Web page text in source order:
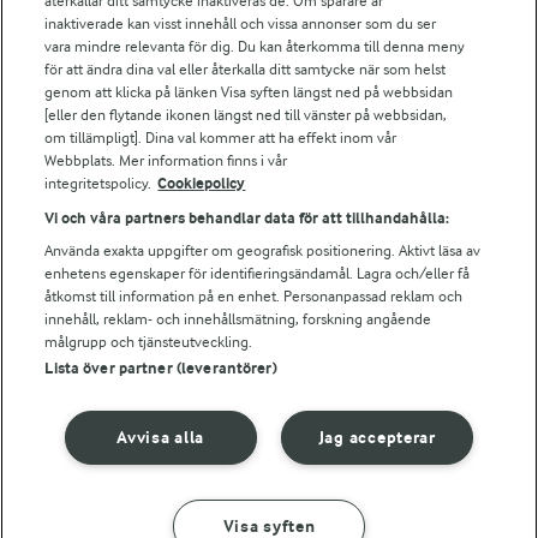
Arla webbshop
Bildbank
Följ oss
© 2026 Arla Foods
Integritetspolicy
inaktiverade kan visst innehåll och vissa annonser som du ser
vara mindre relevanta för dig. Du kan återkomma till denna meny
för att ändra dina val eller återkalla ditt samtycke när som helst
genom att klicka på länken Visa syften längst ned på webbsidan
[eller den flytande ikonen längst ned till vänster på webbsidan,
om tillämpligt]. Dina val kommer att ha effekt inom vår
Webbplats. Mer information finns i vår
integritetspolicy. Cookiepolicy
Vi och våra partners behandlar data för att tillhandahålla:
Använda exakta uppgifter om geografisk positionering. Aktivt läsa av
enhetens egenskaper för identifieringsändamål. Lagra och/eller få
åtkomst till information på en enhet. Personanpassad reklam och
innehåll, reklam- och innehållsmätning, forskning angående
målgrupp och tjänsteutveckling.
Lista över partner (leverantörer)
Jag accepterar
Avvisa alla
Visa syften